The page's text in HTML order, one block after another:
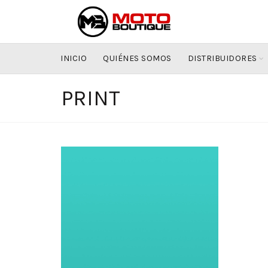
INICIO QUIÉNES SOMOS DISTRIBUIDORES
PRINT